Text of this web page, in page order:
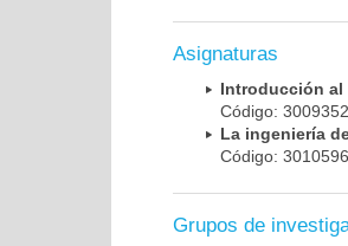
Asignaturas
Introducción al
Código:
La ingeniería
Código:
Grupos de